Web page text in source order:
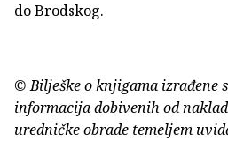
do Brodskog.
© Bilješke o knjigama izrađene
informacija dobivenih od
uredničke obrade temeljem